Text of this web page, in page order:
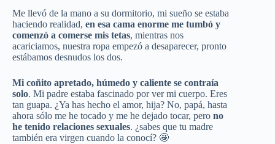
Me llevó de la mano a su dormitorio, mi sueño se estaba
haciendo realidad, en esa cama enorme me tumbó y
comenzó a comerse mis tetas, mientras nos
acariciamos, nuestra ropa empezó a desaparecer, pronto
estábamos desnudos los dos.
Mi coñito apretado, húmedo y caliente se contraía
solo. Mi padre estaba fascinado por ver mi cuerpo. Eres
tan guapa. ¿Ya has hecho el amor, hija? No, papá, hasta
ahora sólo me he tocado y me he dejado tocar, pero no
he tenido relaciones sexuales. ¿sabes que tu madre
también era virgen cuando la conocí? 🤩